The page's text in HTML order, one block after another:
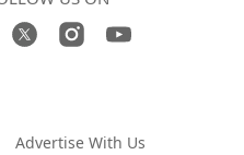
Advertise With Us